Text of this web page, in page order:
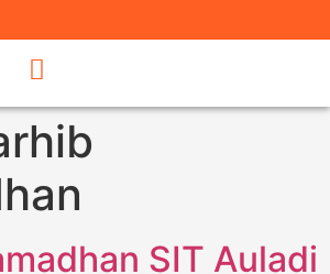
SIT Auladi